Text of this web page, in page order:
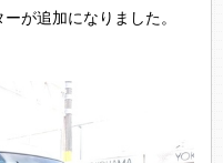
が追加になりました。